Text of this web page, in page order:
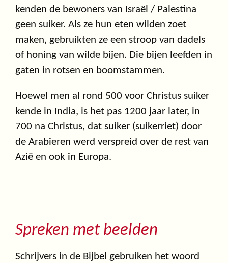
kenden de bewoners van Israël / Palestina
geen suiker. Als ze hun eten wilden zoet
maken, gebruikten ze een stroop van dadels
of honing van wilde bijen. Die bijen leefden in
gaten in rotsen en boomstammen.
Hoewel men al rond 500 voor Christus suiker
kende in India, is het pas 1200 jaar later, in
700 na Christus, dat suiker (suikerriet) door
de Arabieren werd verspreid over de rest van
Azië en ook in Europa.
Spreken met beelden
Schrijvers in de Bijbel gebruiken het woord